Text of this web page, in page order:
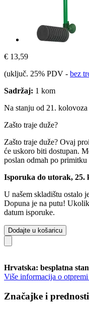
€ 13,59
(uključ. 25% PDV - bez
Sadržaj: 1 kom
Na stanju od 21. kolovoza
Zašto traje duže?
Zašto traje duže? Ovaj
će uskoro biti dostupan.
poslan odmah po
Isporuka do utorak, 25.
U našem skladištu ostalo
Dopuna je na putu!
datum isporuke.
Dodajte u košaricu
Hrvatska: besplatna
Više informacija o
Značajke i prednosti